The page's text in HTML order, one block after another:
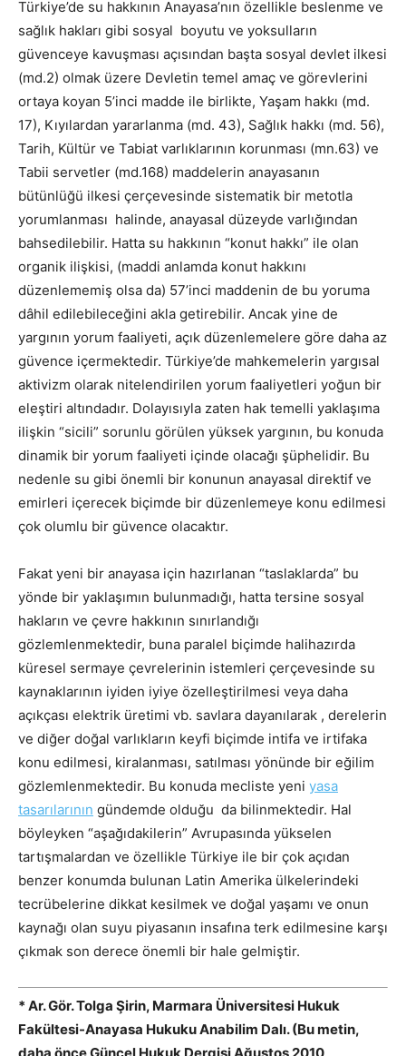
Türkiye’de su hakkının Anayasa’nın özellikle beslenme ve
sağlık hakları gibi sosyal boyutu ve yoksulların
güvenceye kavuşması açısından başta sosyal devlet ilkesi
(md.2) olmak üzere Devletin temel amaç ve görevlerini
ortaya koyan 5’inci madde ile birlikte, Yaşam hakkı (md.
17), Kıyılardan yararlanma (md. 43), Sağlık hakkı (md. 56),
Tarih, Kültür ve Tabiat varlıklarının korunması (mn.63) ve
Tabii servetler (md.168) maddelerin anayasanın
bütünlüğü ilkesi çerçevesinde sistematik bir metotla
yorumlanması halinde, anayasal düzeyde varlığından
bahsedilebilir. Hatta su hakkının “konut hakkı” ile olan
organik ilişkisi, (maddi anlamda konut hakkını
düzenlememiş olsa da) 57’inci maddenin de bu yoruma
dâhil edilebileceğini akla getirebilir. Ancak yine de
yargının yorum faaliyeti, açık düzenlemelere göre daha az
güvence içermektedir. Türkiye’de mahkemelerin yargısal
aktivizm olarak nitelendirilen yorum faaliyetleri yoğun bir
eleştiri altındadır. Dolayısıyla zaten hak temelli yaklaşıma
ilişkin “sicili” sorunlu görülen yüksek yargının, bu konuda
dinamik bir yorum faaliyeti içinde olacağı şüphelidir. Bu
nedenle su gibi önemli bir konunun anayasal direktif ve
emirleri içerecek biçimde bir düzenlemeye konu edilmesi
çok olumlu bir güvence olacaktır.
Fakat yeni bir anayasa için hazırlanan “taslaklarda” bu
yönde bir yaklaşımın bulunmadığı, hatta tersine sosyal
hakların ve çevre hakkının sınırlandığı
gözlemlenmektedir, buna paralel biçimde halihazırda
küresel sermaye çevrelerinin istemleri çerçevesinde su
kaynaklarının iyiden iyiye özelleştirilmesi veya daha
açıkçası elektrik üretimi vb. savlara dayanılarak , derelerin
ve diğer doğal varlıkların keyfi biçimde intifa ve irtifaka
konu edilmesi, kiralanması, satılması yönünde bir eğilim
gözlemlenmektedir. Bu konuda mecliste yeni yasa
tasarılarının gündemde olduğu da bilinmektedir. Hal
böyleyken “aşağıdakilerin” Avrupasında yükselen
tartışmalardan ve özellikle Türkiye ile bir çok açıdan
benzer konumda bulunan Latin Amerika ülkelerindeki
tecrübelerine dikkat kesilmek ve doğal yaşamı ve onun
kaynağı olan suyu piyasanın insafına terk edilmesine karşı
çıkmak son derece önemli bir hale gelmiştir.
* Ar. Gör. Tolga Şirin, Marmara Üniversitesi Hukuk
Fakültesi-Anayasa Hukuku Anabilim Dalı. (Bu metin,